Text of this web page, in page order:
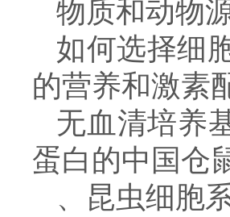
物质和动物
如何选择细
的营养和激素
无血清培养
蛋白的中国仓
、昆虫细胞